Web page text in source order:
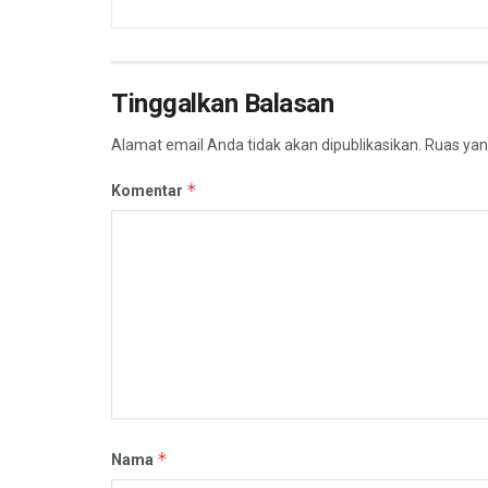
Tinggalkan Balasan
Alamat email Anda tidak akan dipublikasikan. Ruas
Komentar *
Nama *